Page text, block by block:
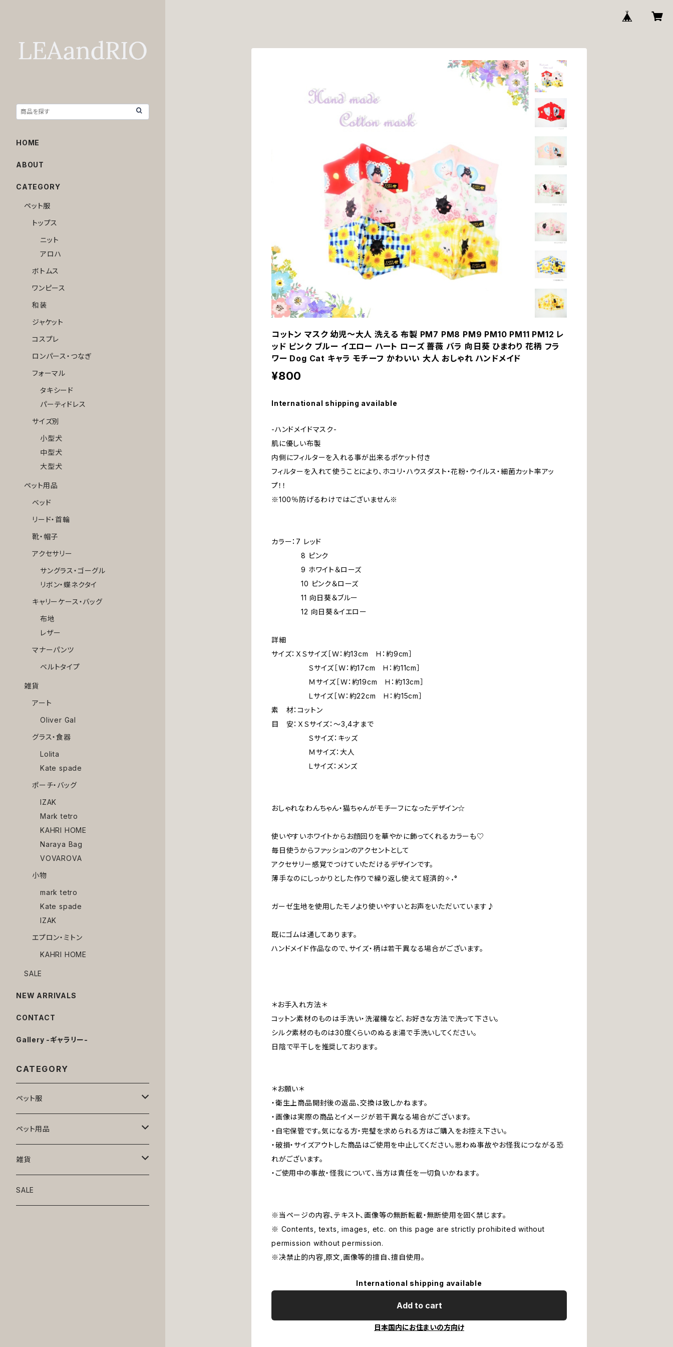
コットン マスク 幼児～大人 洗える 布製 PM7 PM8 PM9 PM10 PM11 PM12 レ
ッド ピンク ブルー イエロー ハート ローズ 薔薇 バラ 向日葵 ひまわり 花柄 フラ
ワー Dog Cat キャラ モチーフ かわいい 大人 おしゃれ ハンドメイド
¥800
International shipping available
-ハンドメイドマスク-
肌に優しい布製
内側にフィルターを入れる事が出来るポケット付き
フィルターを入れて使うことにより、ホコリ・ハウスダスト・花粉・ウイルス・細菌カット率アッ
プ！！
※100％防げるわけではございません※
カラー：7 レッド
8 ピンク
9 ホワイト＆ローズ
10 ピンク＆ローズ
11 向日葵＆ブルー
12 向日葵＆イエロー
詳細
サイズ：ＸＳサイズ［Ｗ：約13cm Ｈ：約9cm］
Ｓサイズ［Ｗ：約17cm Ｈ：約11cm］
Ｍサイズ［Ｗ：約19cm Ｈ：約13cm］
Ｌサイズ［Ｗ：約22cm Ｈ：約15cm］
素 材：コットン
目 安：ＸＳサイズ：～3,4才まで
Ｓサイズ：キッズ
Ｍサイズ：大人
Ｌサイズ：メンズ
おしゃれなわんちゃん・猫ちゃんがモチーフになったデザイン☆
使いやすいホワイトからお顔回りを華やかに飾ってくれるカラーも♡
毎日使うからファッションのアクセントとして
アクセサリー感覚でつけていただけるデザインです。
薄手なのにしっかりとした作りで繰り返し使えて経済的✧˖°
ガーゼ生地を使用したモノより使いやすいとお声をいただいています♪
既にゴムは通してあります。
ハンドメイド作品なので、サイズ・柄は若干異なる場合がございます。
＊お手入れ方法＊
コットン素材のものは手洗い・洗濯機など、お好きな方法で洗って下さい。
シルク素材のものは30度くらいのぬるま湯で手洗いしてください。
日陰で平干しを推奨しております。
＊お願い＊
・衛生上商品開封後の返品、交換は致しかねます。
・画像は実際の商品とイメージが若干異なる場合がございます。
・自宅保管です。気になる方・完璧を求められる方はご購入をお控え下さい。
・破損・サイズアウトした商品はご使用を中止してください。思わぬ事故やお怪我につながる恐
れがございます。
・ご使用中の事故・怪我について、当方は責任を一切負いかねます。
※当ページの内容、テキスト、画像等の無断転載・無断使用を固く禁じます。
※ Contents, texts, images, etc. on this page are strictly prohibited without
permission without permission.
※决禁止的内容,原文,画像等的擅自、擅自使用。
International shipping available
Add to cart
日本国内にお住まいの方向け
HOME
ABOUT
CATEGORY
ペット服
トップス
ニット
アロハ
ボトムス
ワンピース
和装
ジャケット
コスプレ
ロンパース・つなぎ
フォーマル
タキシード
パーティドレス
サイズ別
小型犬
中型犬
大型犬
ペット用品
ベッド
リード・首輪
靴・帽子
アクセサリー
サングラス・ゴーグル
リボン・蝶ネクタイ
キャリーケース・バッグ
布地
レザー
マナーパンツ
ベルトタイプ
雑貨
アート
Oliver Gal
グラス・食器
Lolita
Kate spade
ポーチ・バッグ
IZAK
Mark tetro
KAHRI HOME
Naraya Bag
VOVAROVA
小物
mark tetro
Kate spade
IZAK
エプロン・ミトン
KAHRI HOME
SALE
NEW ARRIVALS
CONTACT
Gallery -ギャラリー-
CATEGORY
ペット服
トップス
ニット
アロハ
ボトムス
ワンピース
ペット用品
ベッド
リード・首輪
雑貨
アート
SALE